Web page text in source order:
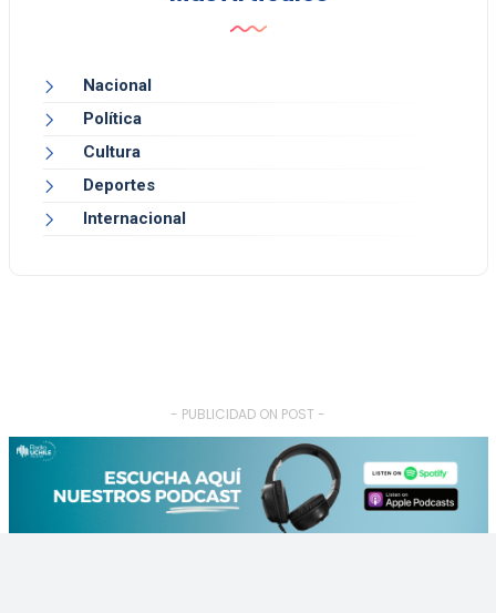
Nacional
Política
Cultura
Deportes
Internacional
- PUBLICIDAD ON POST -